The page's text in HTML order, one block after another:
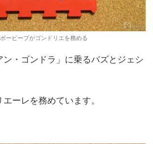
ボーピープがゴンドリエを務める
ン・ゴンドラ」に乗るバズとジェシ
ーレを務めています。